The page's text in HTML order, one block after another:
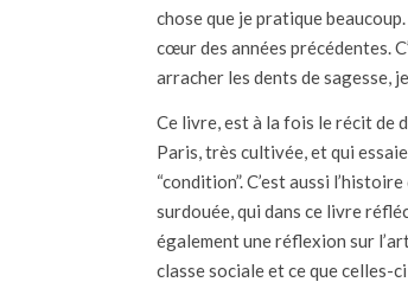
chose que je pratique
cœur des années précédentes.
arracher les dents de sagesse,
Ce livre, est à la fois le récit de
Paris, très cultivée, et qui
“condition”. C’est aussi
surdouée, qui dans ce livre
également une réflexion sur
classe sociale et ce que celles-